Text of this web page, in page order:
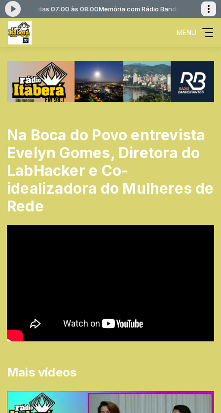
das 07:00 às 08:00Memória com Rádio Bandeirantes das
MENU
Na Boca do Povo entrevista
Evelyn Gomes, Diretora do
LabHacker e Co-
idealizadora do Mulheres de
Rede
Mais vídeos